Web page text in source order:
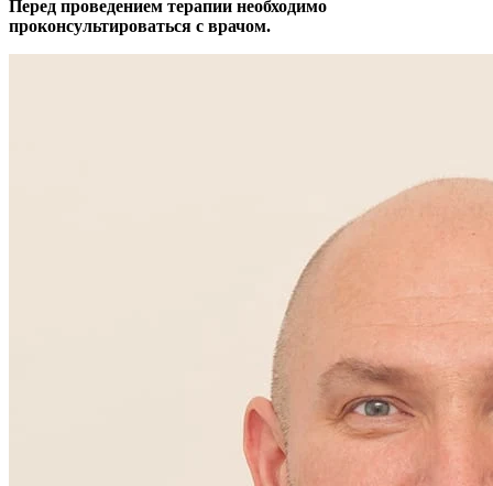
Перед проведением терапии необходимо
проконсультироваться с врачом.